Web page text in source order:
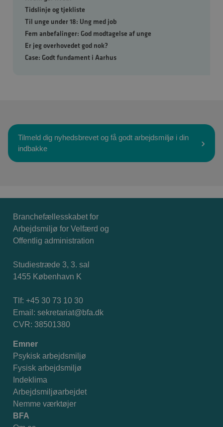
Tidslinje og tjekliste
Til unge under 18: Ung med job
Fem anbefalinger: God modtagelse af unge
Er jeg overhovedet god nok?
Case: Godt fundament i Aarhus
Tilmeld dig nyhedsbrevet og få godt arbejdsmiljø i din
indbakke
Branchefællesskabet for
Arbejdsmiljø for Velfærd og
Offentlig administration
Studiestræde 3, 3. sal
1455 København K
Tlf: +45 30 73 10 30
Email: sekretariat@bfa.dk
CVR: 38501380
Emner
Psykisk arbejdsmiljø
Fysisk arbejdsmiljø
Indeklima
Arbejdsmiljøarbejdet
Nemme værktøjer
BFA